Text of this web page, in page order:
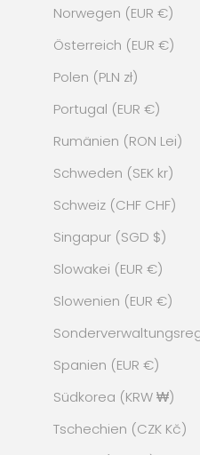
Norwegen (EUR €)
Österreich (EUR €)
Polen (PLN zł)
Portugal (EUR €)
Rumänien (RON Lei)
Schweden (SEK kr)
Schweiz (CHF CHF)
Singapur (SGD $)
Slowakei (EUR €)
Slowenien (EUR €)
Spanien (EUR €)
Südkorea (KRW ₩)
Tschechien (CZK Kč)